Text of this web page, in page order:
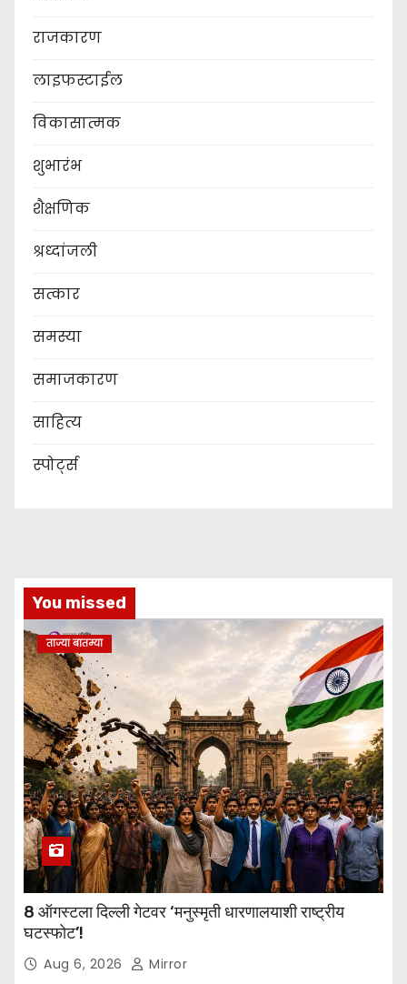
राजकारण
लाइफस्टाईल
विकासात्मक
शुभारंभ
शैक्षणिक
श्रध्दांजली
सत्कार
समस्या
समाजकारण
साहित्य
स्पोर्ट्स
You missed
ताज्या बातम्या
8 ऑगस्टला दिल्ली गेटवर ‘मनुस्मृती धारणालयाशी राष्ट्रीय
घटस्फोट’!
Aug 6, 2026 Mirror